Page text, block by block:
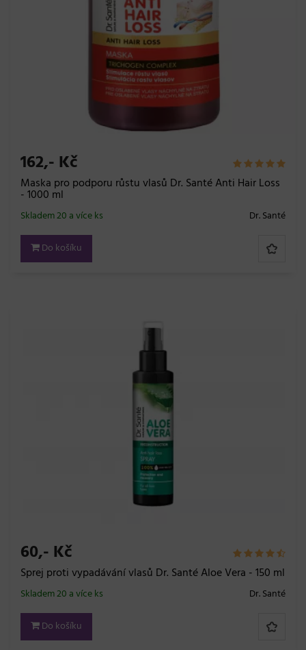
162,- Kč
Maska pro podporu růstu vlasů Dr. Santé Anti Hair Loss
- 1000 ml
Dr. Santé
Skladem 20 a více ks
Do košíku
60,- Kč
Sprej proti vypadávání vlasů Dr. Santé Aloe Vera - 150 ml
Dr. Santé
Skladem 20 a více ks
Do košíku